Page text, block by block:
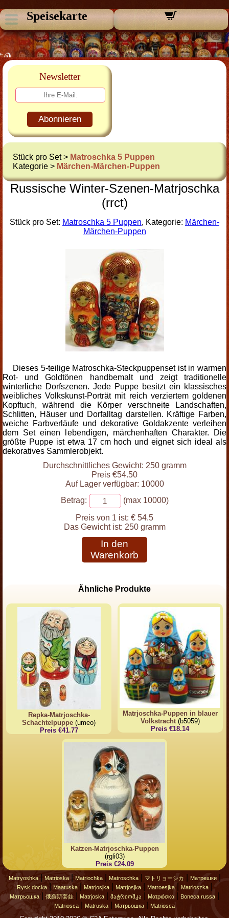
Speisekarte
Newsletter
Abonnieren
Stück pro Set > Matroschka 5 Puppen
Kategorie > Märchen-Märchen-Puppen
Russische Winter-Szenen-Matrjoschka
(rrct)
Stück pro Set: Matroschka 5 Puppen, Kategorie: Märchen-
Märchen-Puppen
Dieses 5-teilige Matroschka-Steckpuppenset ist in warmen
Rot- und Goldtönen handbemalt und zeigt traditionelle
winterliche Dorfszenen. Jede Puppe besitzt ein klassisches
weibliches Volkskunst-Porträt mit reich verziertem goldenen
Kopftuch, während die Körper verschneite Landschaften,
Schlitten, Häuser und Dorfalltag darstellen. Kräftige Farben,
weiche Farbverläufe und dekorative Goldakzente verleihen
dem Set einen lebendigen, märchenhaften Charakter. Die
größte Puppe ist etwa 17 cm hoch und eignet sich ideal als
dekoratives Sammlerobjekt.
Durchschnittliches Gewicht: 250 gramm
Preis €54.50
Auf Lager verfügbar: 10000
Betrag:
(max 10000)
Preis von 1 ist: € 54.5
Das Gewicht ist: 250 gramm
In den
Warenkorb
Ähnliche Produkte
Repka-Matrjoschka-
Schachtelpuppe (umeo)
Preis €41.77
Matrjoschka-Puppen in blauer
Volkstracht(b5059)
Preis €18.14
Katzen-Matrjoschka-Puppen
(rgli03)
Preis €24.09
Matryoshka| Matrioska| Matriochka| Matroschka| マトリョーシカ Матрешки|
Rysk docka| Maatuska| Matrjosjka| Matrjosjka| Matroesjka| Matrioszka|
Матрьошка 俄羅斯套娃 Matrjoska მატრიოშკა Ματριόσκα Boneca russa
Matriosca Matruska Матрьошка Matriosca